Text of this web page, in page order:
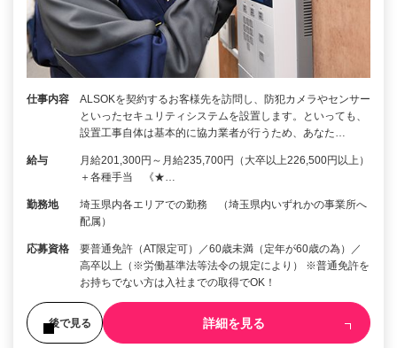
仕事内容
ALSOKを契約するお客様先を訪問し、防犯カメラやセンサー
といったセキュリティシステムを設置します。といっても、
設置工事自体は基本的に協力業者が行うため、あなた…
給与
月給201,300円～月給235,700円（大卒以上226,500円以上）
＋各種手当 《★…
勤務地
埼玉県内各エリアでの勤務 （埼玉県内いずれかの事業所へ
配属）
応募資格
要普通免許（AT限定可）／60歳未満（定年が60歳の為）／
高卒以上（※労働基準法等法令の規定により） ※普通免許を
お持ちでない方は入社までの取得でOK！
後で見る 詳細を見る